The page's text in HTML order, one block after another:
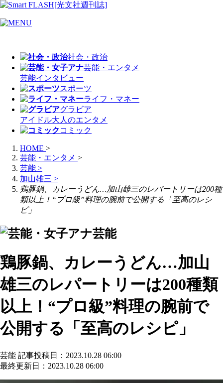
社会・政治
芸能・エンタメ
芸能インタビュー
スポーツ
ライフ・マネー
グラビア
アイドル大人のエンタメ
コミック
HOME >
芸能・エンタメ >
芸能 >
加山雄三 >
鶏豚鍋、カレーうどん…加山雄三のレパートリーは200種
類以上！“プロ級”料理の腕前で公開する「至高のレシ
ピ」
芸能
鶏豚鍋、カレーうどん…加山
雄三のレパートリーは200種類
以上！“プロ級”料理の腕前で
公開する「至高のレシピ」
芸能 記事投稿日：2023.10.28 06:00
最終更新日：2023.10.28 06:00